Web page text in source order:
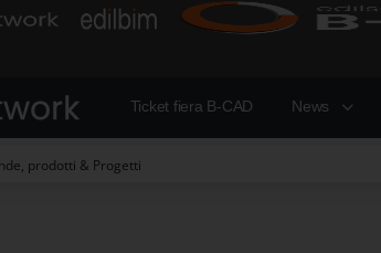
Ticket fiera B-CAD News